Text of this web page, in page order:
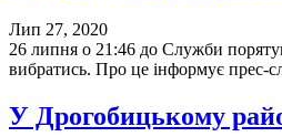
Лип 27, 2020
26 липня о 21:46 до Служби
вибратись. Про це інформує
У Дрогобицькому